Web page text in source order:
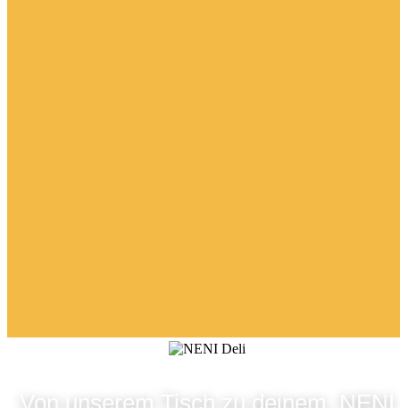
Von unserem Tisch zu deinem. NENI